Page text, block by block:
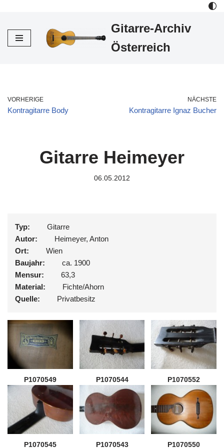
Inhalt
Gitarre-Archiv
Österreich
VORHERIGE
Kontragitarre Body
NÄCHSTE
Kontragitarre Ignaz Bucher
Gitarre Heimeyer
06.05.2012
Typ:
Gitarre
Autor:
Heimeyer, Anton
Ort:
Wien
Baujahr:
ca. 1900
Mensur:
63,3
Material:
Fichte/Ahorn
Quelle:
Privatbesitz
P1070549 P1070544 P1070552
P1070545 P1070543 P1070550